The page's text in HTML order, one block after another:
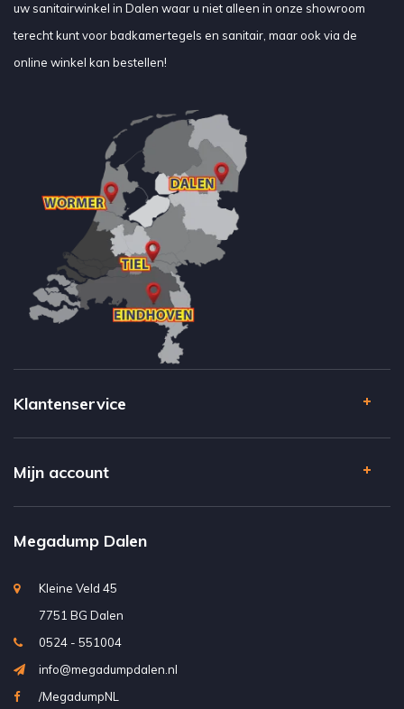
uw sanitairwinkel in Dalen waar u niet alleen in onze showroom
terecht kunt voor badkamertegels en sanitair, maar ook via de
online winkel kan bestellen!
Klantenservice
Mijn account
Megadump Dalen
Kleine Veld 45
7751 BG Dalen
0524 - 551004
info@megadumpdalen.nl
/MegadumpNL